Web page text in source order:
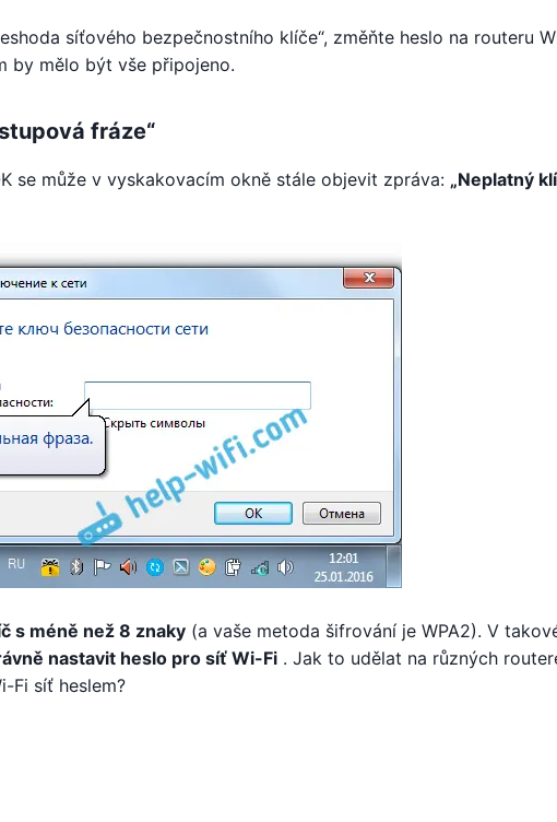
síťového bezpečnostního klíče“, změňte heslo na routeru
by mělo být vše připojeno.
fráze“
se může v vyskakovacím okně stále objevit zpráva: „Neplatný
s méně než 8 znaky (a vaše metoda šifrování je WPA2). V
nastavit heslo pro síť Wi-Fi . Jak to udělat na různých
Fi síť heslem?